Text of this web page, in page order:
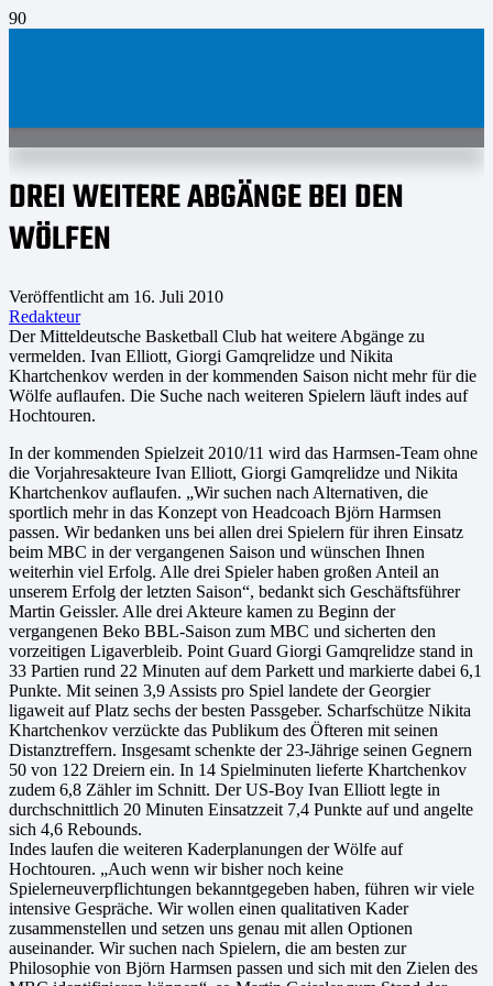
DREI WEITERE ABGÄNGE BEI DEN
WÖLFEN
Veröffentlicht am 16. Juli 2010
Redakteur
Der Mitteldeutsche Basketball Club hat weitere Abgänge zu
vermelden. Ivan Elliott, Giorgi Gamqrelidze und Nikita
Khartchenkov werden in der kommenden Saison nicht mehr für die
Wölfe auflaufen. Die Suche nach weiteren Spielern läuft indes auf
Hochtouren.
In der kommenden Spielzeit 2010/11 wird das Harmsen-Team ohne
die Vorjahresakteure Ivan Elliott, Giorgi Gamqrelidze und Nikita
Khartchenkov auflaufen. „Wir suchen nach Alternativen, die
sportlich mehr in das Konzept von Headcoach Björn Harmsen
passen. Wir bedanken uns bei allen drei Spielern für ihren Einsatz
beim MBC in der vergangenen Saison und wünschen Ihnen
weiterhin viel Erfolg. Alle drei Spieler haben großen Anteil an
unserem Erfolg der letzten Saison“, bedankt sich Geschäftsführer
Martin Geissler. Alle drei Akteure kamen zu Beginn der
vergangenen Beko BBL-Saison zum MBC und sicherten den
vorzeitigen Ligaverbleib. Point Guard Giorgi Gamqrelidze stand in
33 Partien rund 22 Minuten auf dem Parkett und markierte dabei 6,1
Punkte. Mit seinen 3,9 Assists pro Spiel landete der Georgier
ligaweit auf Platz sechs der besten Passgeber. Scharfschütze Nikita
Khartchenkov verzückte das Publikum des Öfteren mit seinen
Distanztreffern. Insgesamt schenkte der 23-Jährige seinen Gegnern
50 von 122 Dreiern ein. In 14 Spielminuten lieferte Khartchenkov
zudem 6,8 Zähler im Schnitt. Der US-Boy Ivan Elliott legte in
durchschnittlich 20 Minuten Einsatzzeit 7,4 Punkte auf und angelte
sich 4,6 Rebounds.
Indes laufen die weiteren Kaderplanungen der Wölfe auf
Hochtouren. „Auch wenn wir bisher noch keine
Spielerneuverpflichtungen bekanntgegeben haben, führen wir viele
intensive Gespräche. Wir wollen einen qualitativen Kader
zusammenstellen und setzen uns genau mit allen Optionen
auseinander. Wir suchen nach Spielern, die am besten zur
Philosophie von Björn Harmsen passen und sich mit den Zielen des